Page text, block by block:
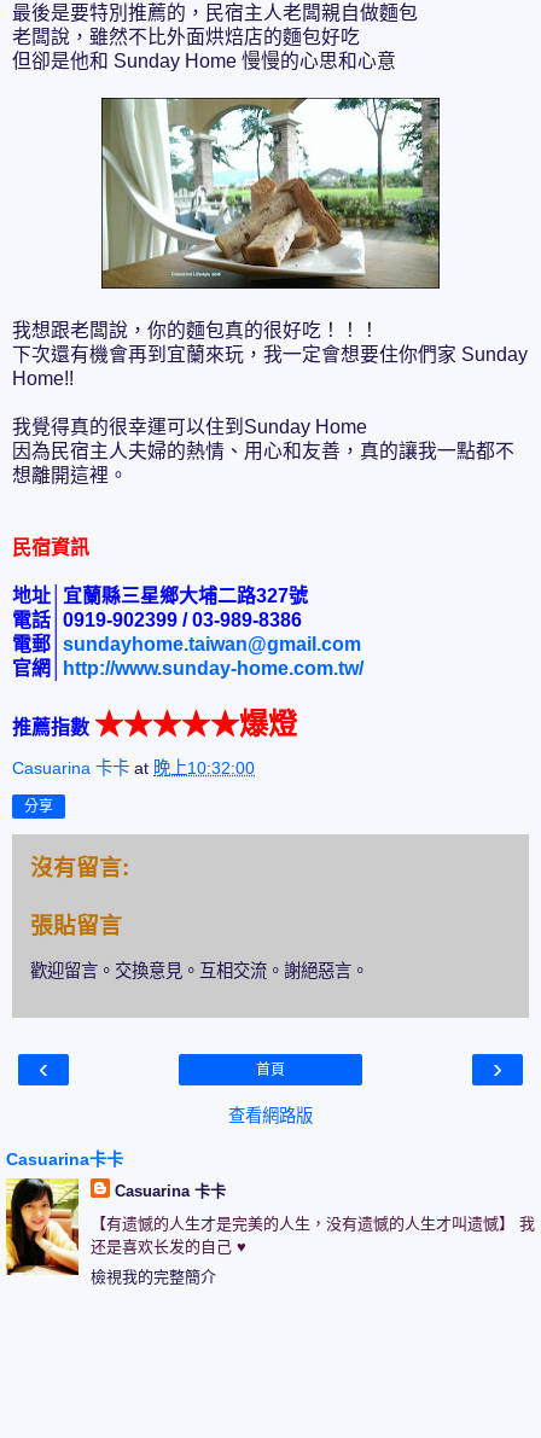
最後是要特別推薦的，民宿主人老闆親自做麵包
老闆說，雖然不比外面烘焙店的麵包好吃
但卻是他和 Sunday Home 慢慢的心思和心意
我想跟老闆說，你的麵包真的很好吃！！！
下次還有機會再到宜蘭來玩，我一定會想要住你們家 Sunday
Home!!
我覺得真的很幸運可以住到Sunday Home
因為民宿主人夫婦的熱情、用心和友善，真的讓我一點都不
想離開這裡。
民宿資訊
地址│宜蘭縣三星鄉大埔二路327號
電話│0919-902399 / 03-989-8386
電郵│ sundayhome.taiwan@gmail.com
官網│
http://www.sunday-home.com.tw/
推薦指數 ★★★★★爆燈
Casuarina 卡卡 at 晚上10:32:00
分享
沒有留言:
張貼留言
歡迎留言。交換意見。互相交流。謝絕惡言。
‹ ›
首頁
查看網路版
Casuarina卡卡
Casuarina 卡卡
【有遗憾的人生才是完美的人生，没有遗憾的人生才叫遗憾】 我
还是喜欢长发的自己 ♥
檢視我的完整簡介